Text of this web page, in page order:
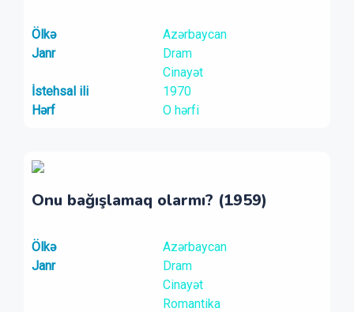
Ölkə
Azərbaycan
Janr
Dram
Cinayət
İstehsal ili
1970
Hərf
O hərfi
Onu bağışlamaq olarmı? (1959)
Ölkə
Azərbaycan
Janr
Dram
Cinayət
Romantika